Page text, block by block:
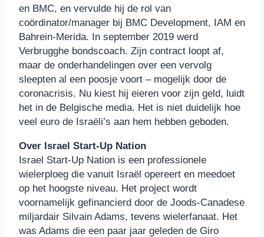
en BMC, en vervulde hij de rol van
coördinator/manager bij BMC Development, IAM en
Bahrein-Merida. In september 2019 werd
Verbrugghe bondscoach. Zijn contract loopt af,
maar de onderhandelingen over een vervolg
sleepten al een poosje voort – mogelijk door de
coronacrisis. Nu kiest hij eieren voor zijn geld, luidt
het in de Belgische media. Het is niet duidelijk hoe
veel euro de Israëli’s aan hem hebben geboden.
Over Israel Start-Up Nation
Israel Start-Up Nation is een professionele
wielerploeg die vanuit Israël opereert en meedoet
op het hoogste niveau. Het project wordt
voornamelijk gefinancierd door de Joods-Canadese
miljardair Silvain Adams, tevens wielerfanaat. Het
was Adams die een paar jaar geleden de Giro